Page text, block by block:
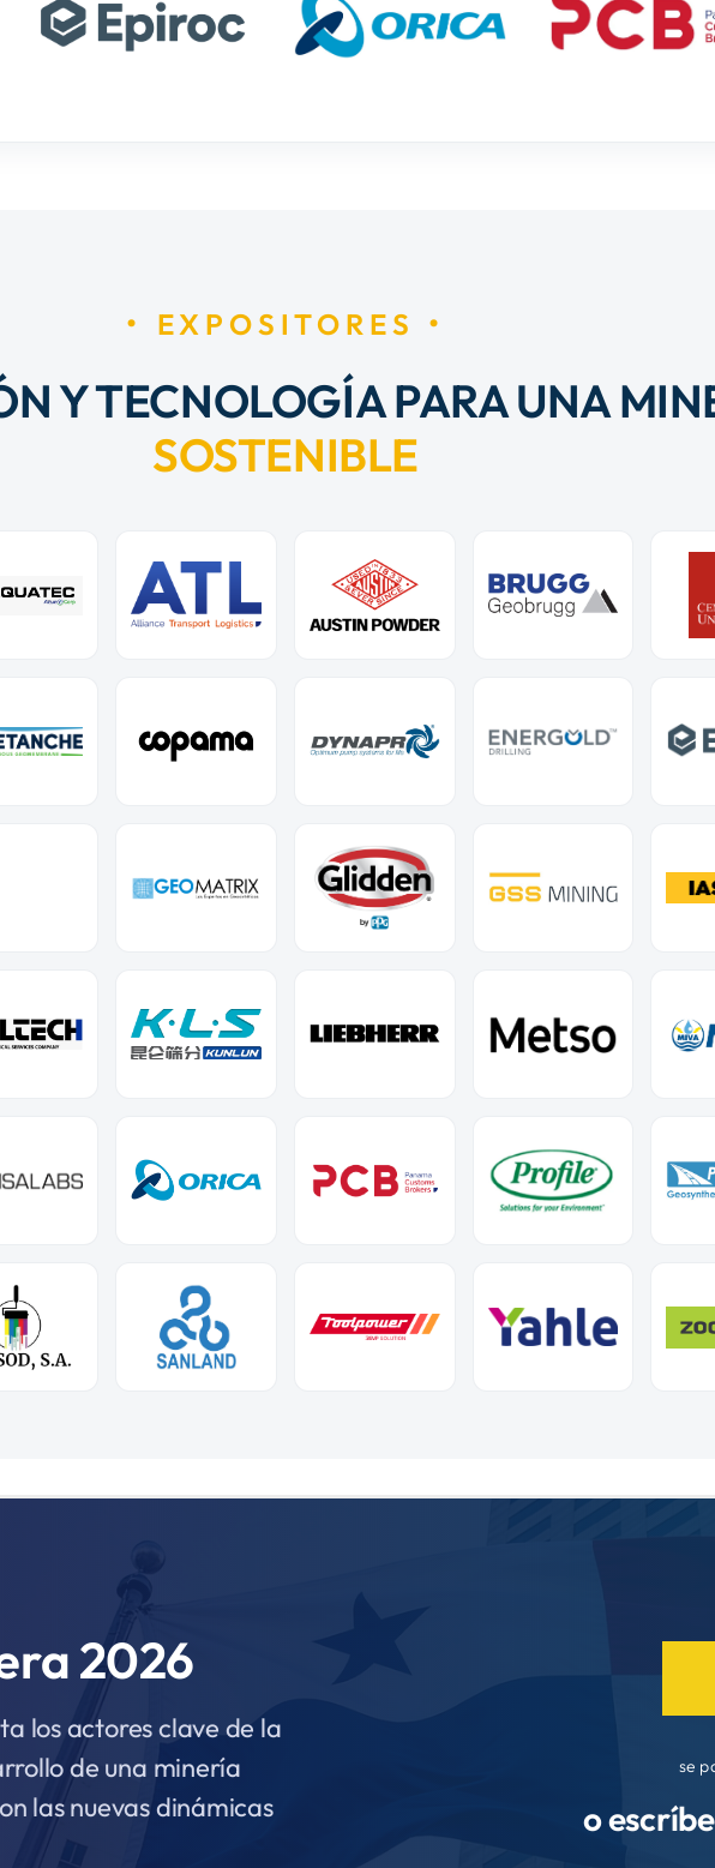
EXPOSITORES
Y TECNOLOGÍA PARA UNA
SOSTENIBLE
2026
los actores clave de la
de una minería
las nuevas dinámicas
se
o